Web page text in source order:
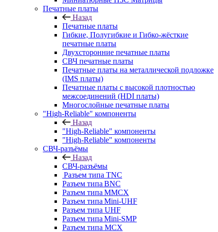
Печатные платы
Назад
Печатные платы
Гибкие, Полугибкие и Гибко-жёсткие
печатные платы
Двухсторонние печатные платы
СВЧ печатные платы
Печатные платы на металлической подложке
(IMS платы)
Печатные платы с высокой плотностью
межсоединений (HDI платы)
Многослойные печатные платы
"High-Reliable" компоненты
Назад
"High-Reliable" компоненты
"High-Reliable" компоненты
СВЧ-разъёмы
Назад
СВЧ-разъёмы
Разъем типа TNC
Разъем типа BNC
Разъем типа MMCX
Разъем типа Mini-UHF
Разъем типа UHF
Разъем типа Mini-SMP
Разъем типа MCX